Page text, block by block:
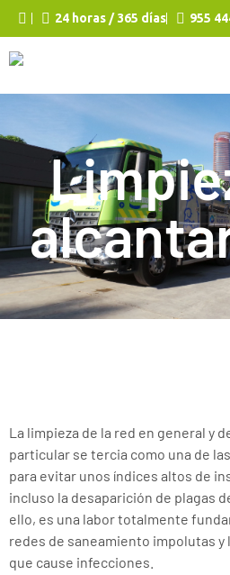
24 horas / 365 días 955
La limpieza de la red en general y
particular se tercia como una de
para evitar unos índices altos de
incluso la desaparición de plagas
ello, es una labor totalmente
redes de saneamiento impolutas
que cause infecciones.